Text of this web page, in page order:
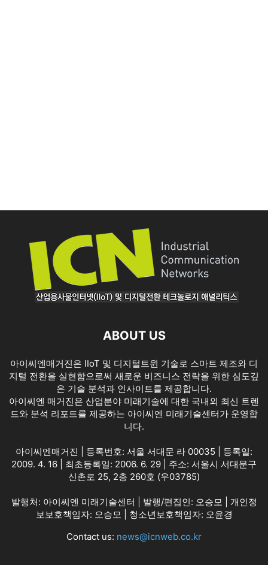
ABOUT US
아이씨엔매거진은 IIoT 및 디지털트윈 기술로 스마트 제조와 디
지털 전환을 실현함으로써 새로운 비즈니스 전략을 위한 심도깊
은 기술 분석과 인사이트를 제공합니다.
아이씨엔 매거진은 산업분야 미래기술에 대한 국내외 최신 트렌
드와 분석 리포트를 제공하는 아이씨엔 미래기술센터가 운영합
니다.
아이씨엔매거진 | 등록번호: 서울 서대문 라 00035 | 등록일:
2009. 4. 16 | 최초등록일: 2006. 6. 29 | 주소: 서울시 서대문구
신촌로 25, 2층 260호 (우03785)
발행처: 아이씨엔 미래기술센터 | 발행/편집인: 오승모 | 개인정
보보호책임자: 오승모 | 청소년보호책임자: 오윤경
Contact us: news@icnweb.co.kr